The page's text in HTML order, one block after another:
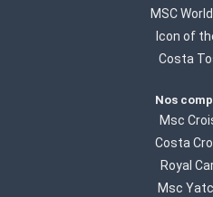
MSC
Icon of
Costa
Nos
Msc
Costa
Royal
Msc